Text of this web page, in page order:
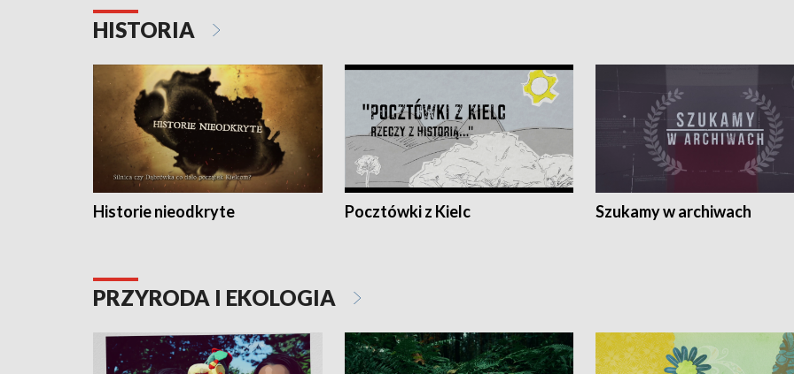
HISTORIA
Historie nieodkryte Pocztówki z Kielc Szukamy w archiwach
PRZYRODA I EKOLOGIA